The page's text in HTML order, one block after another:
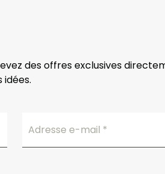
des offres exclusives
Adresse e-mail *